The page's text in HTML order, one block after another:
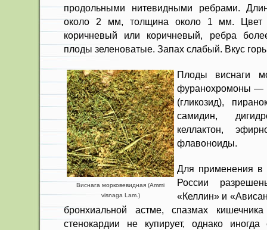
продольными нитевидными ребрами.
около 2 мм, толщина около 1 мм. Цвет
коричневый или коричневый, ребра
плоды зеленоватые. Запах слабый. Вкус
Виснага морковевидная (Ammi
visnaga Lam.)
Плоды виснаги
фуранохромоны —
(гликозид),
самидин,
келлактон,
флавоноиды.
Для применения в
России
«Келлин» и
бронхиальной аст­ме, спазмах
стенокардии не купирует, однако